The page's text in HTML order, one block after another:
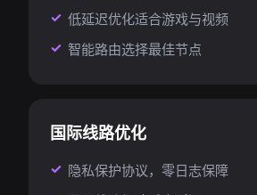
低延迟优化适合游戏与视频
智能路由选择最佳节点
国际线路优化
隐私保护协议，零日志保障